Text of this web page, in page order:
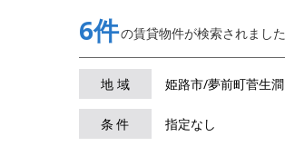
6件の賃貸物件が検索されました
地 域 姫路市/夢前町菅生澗
条 件 指定なし